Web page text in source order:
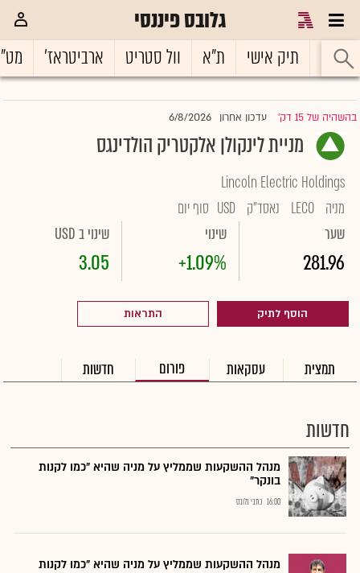
גלובס פיננסי
ראשי תיק אישי ת"א וול סטריט ארביטראז'
בהשהיה של 15 דק' |עדכון אחרון 6/8/2026
מניית לינקולן אלקטריק הולדינגס
Lincoln Electric Holdings
מניה LECO נאסד"ק USD סוף יום
שער
281.96
שינוי
+1.09%
שינוי ב USD
3.05
הוסף לתיק התראות
תמצית עסקאות פורום חדשות
חדשות
מנהל ההשקעות שממליץ על מניה שהיא "כמו לקנות
בונקר"
16:00 כתבי גלובס
מנהל ההשקעות שממליץ על מניה שהיא "כמו לקנות